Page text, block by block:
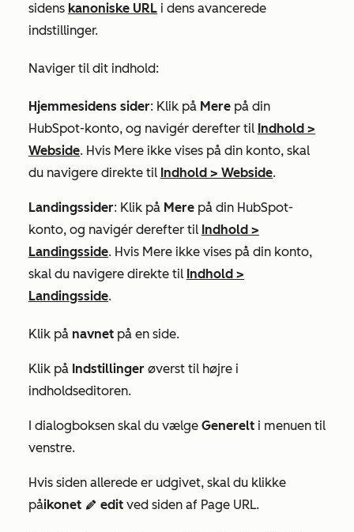
sidens kanoniske URL i dens avancerede
indstillinger.
Naviger til dit indhold:
Hjemmesidens sider: Klik på Mere på din
HubSpot-konto, og navigér derefter til Indhold >
Webside. Hvis Mere ikke vises på din konto, skal
du navigere direkte til Indhold > Webside.
Landingssider: Klik på Mere på din HubSpot-
konto, og navigér derefter til Indhold >
Landingsside. Hvis Mere ikke vises på din konto,
skal du navigere direkte til Indhold >
Landingsside.
Klik på navnet på en side.
Klik på Indstillinger øverst til højre i
indholdseditoren.
I dialogboksen skal du vælge Generelt i menuen til
venstre.
Hvis siden allerede er udgivet, skal du klikke
påikonet edit edit ved siden af Page URL.